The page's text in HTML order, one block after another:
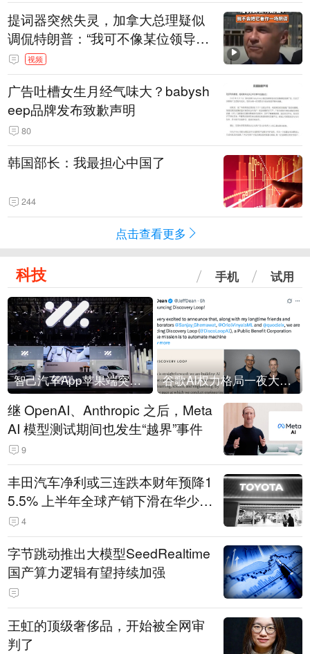
提词器突然失灵，加拿大总理疑似
调侃特朗普：“我可不像某位领导
人，把这当成一场阴谋”，全场哄笑
视频
广告吐槽女生月经气味大？babysh
eep品牌发布致歉声明
80
韩国部长：我最担心中国了
244
点击查看更多
科技 手机 试用
智己汽车App苹果端突然“下架” 谷歌AI权力格局一夜大洗牌
继 OpenAI、Anthropic 之后，Meta
AI 模型测试期间也发生“越界”事件
9
丰田汽车净利或三连跌本财年预降1
5.5% 上半年全球产销下滑在华少卖
14.3万辆
4
字节跳动推出大模型SeedRealtime
国产算力逻辑有望持续加强
王虹的顶级奢侈品，开始被全网审
判了